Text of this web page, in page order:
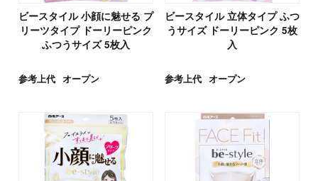
ビースタイル 小顔に魅せる プ
リーツタイプ ドーリーピンク
ふつうサイズ 5枚入
参考上代 オープン
ビースタイル 立体タイプ ふつ
うサイズ ドーリーピンク 5枚
入
参考上代 オープン